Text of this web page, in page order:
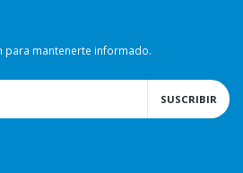
para mantenerte informado.
SUSCRIBIR